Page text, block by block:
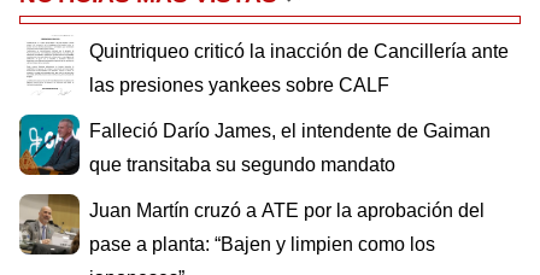
Quintriqueo criticó la inacción de Cancillería ante
las presiones yankees sobre CALF
Falleció Darío James, el intendente de Gaiman
que transitaba su segundo mandato
Juan Martín cruzó a ATE por la aprobación del
pase a planta: “Bajen y limpien como los